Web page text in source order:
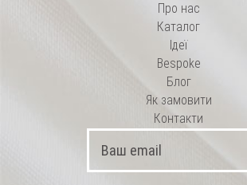
Про нас
Каталог
Ідеї
Bespoke
Блог
Як замовити
Контакти